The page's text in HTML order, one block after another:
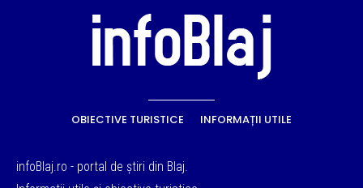
OBIECTIVE TURISTICE INFORMAȚII UTILE
infoBlaj.ro - portal de știri din Blaj.